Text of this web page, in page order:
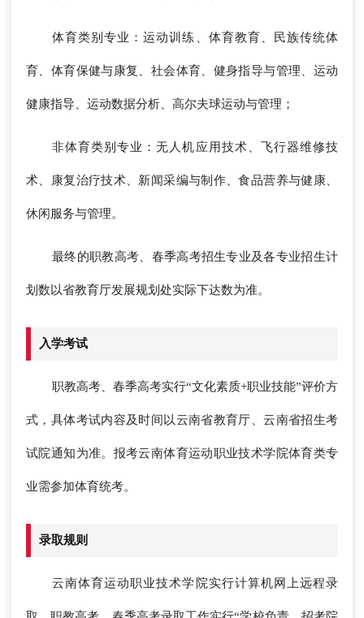
体育类别专业：运动训练、体育教育、民族传统体
育、体育保健与康复、社会体育、健身指导与管理、运动
健康指导、运动数据分析、高尔夫球运动与管理；
非体育类别专业：无人机应用技术、飞行器维修技
术、康复治疗技术、新闻采编与制作、食品营养与健康、
休闲服务与管理。
最终的职教高考、春季高考招生专业及各专业招生计
划数以省教育厅发展规划处实际下达数为准。
入学考试
职教高考、春季高考实行“文化素质+职业技能”评价方
式，具体考试内容及时间以云南省教育厅、云南省招生考
试院通知为准。报考云南体育运动职业技术学院体育类专
业需参加体育统考。
录取规则
云南体育运动职业技术学院实行计算机网上远程录